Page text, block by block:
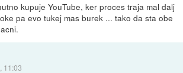
kupuje YouTube, ker proces traja mal dalj
pa evo tukej mas burek ... tako da sta obe
11:03